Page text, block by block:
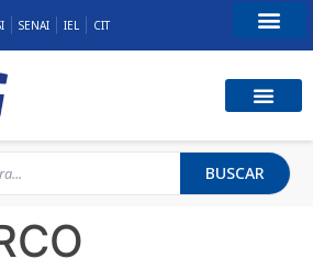
SENAI IEL CIT
BUSCAR